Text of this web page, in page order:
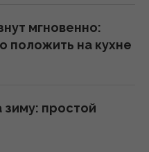
сегодня,
в этот день
систему:
№1 по
мгновенно:
положить на кухне
зиму: простой